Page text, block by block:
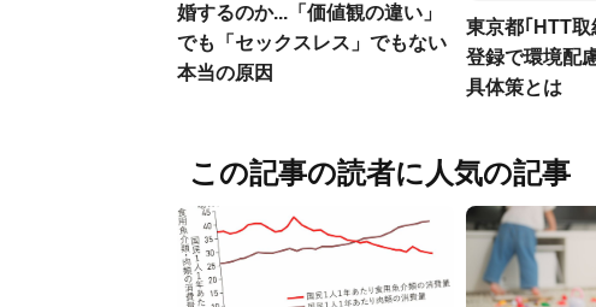
婚するのか...「価値観の違い」
でも「セックスレス」でもない
本当の原因
東京都｢HTT
登録で環境配
具体策とは
この記事の読者に人気の記事